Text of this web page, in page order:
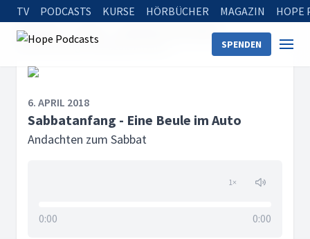
TV PODCASTS KURSE HÖRBÜCHER MAGAZIN HOPE
SPENDEN
Startseite
Andachten zum Sabbat
Sabbatanfang - Eine Beule im Auto
6. APRIL 2018
Sabbatanfang - Eine Beule im Auto
Andachten zum Sabbat
1×
0:00 0:00